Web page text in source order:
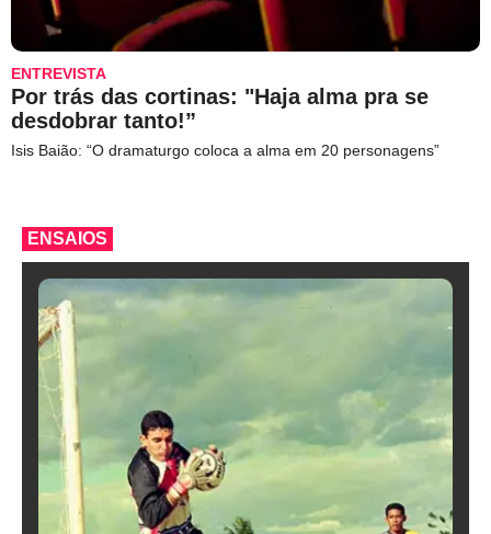
ENTREVISTA
Por trás das cortinas: "Haja alma pra se
desdobrar tanto!”
Isis Baião: “O dramaturgo coloca a alma em 20 personagens”
ENSAIOS